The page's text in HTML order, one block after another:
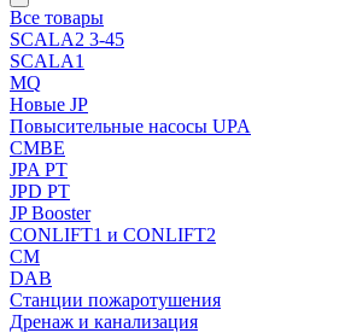
Все товары
SCALA2 3-45
SCALA1
MQ
Новые JP
Повысительные насосы UPA
CMBE
JPA PT
JPD PT
JP Booster
CONLIFT1 и CONLIFT2
CM
DAB
Станции пожаротушения
Дренаж и канализация